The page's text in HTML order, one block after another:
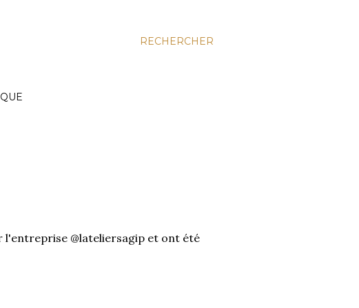
RECHERCHER
l'entreprise @lateliersagip et ont été